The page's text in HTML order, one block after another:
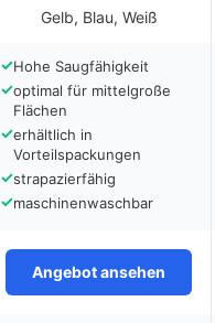
Gelb, Blau, Weiß
✓Hohe Saugfähigkeit
✓optimal für mittelgroße
Flächen
✓erhältlich in
Vorteilspackungen
✓strapazierfähig
✓maschinenwaschbar
Angebot ansehen